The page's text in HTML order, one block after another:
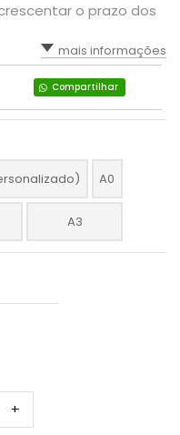
o prazo dos
mais informações
Compartilhar
A0
A3
+